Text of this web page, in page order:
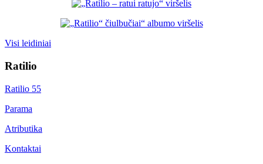
Visi leidiniai
Ratilio
Ratilio 55
Parama
Atributika
Kontaktai